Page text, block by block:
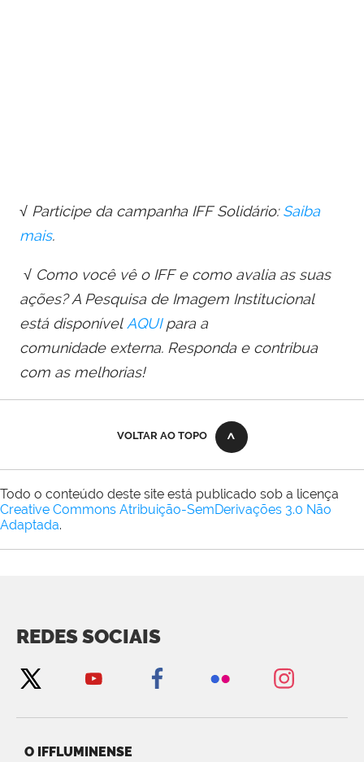
√ Participe da campanha IFF Solidário:Saiba
mais.
√ Como você vê o IFF e como avalia as suas
ações? A Pesquisa deImagem Institucional
está disponívelAQUIpara a
comunidadeexterna. Responda e contribua
com as melhorias!
VOLTAR AO TOPO
Todo o conteúdo deste site está publicado sob a licença
Creative Commons Atribuição-SemDerivações 3.0 Não
Adaptada.
REDES SOCIAIS
O IFFLUMINENSE